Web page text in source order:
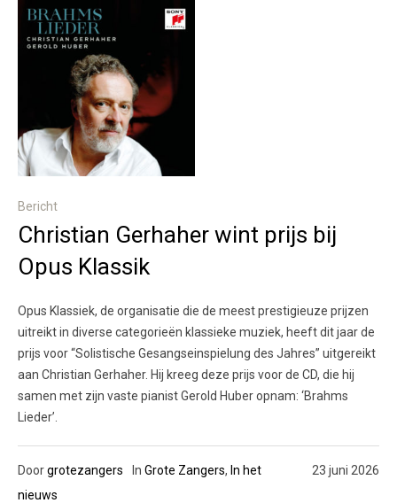
Bericht
Christian Gerhaher wint prijs bij
Opus Klassik
Opus Klassiek, de organisatie die de meest prestigieuze prijzen
uitreikt in diverse categorieën klassieke muziek, heeft dit jaar de
prijs voor “Solistische Gesangseinspielung des Jahres” uitgereikt
aan Christian Gerhaher. Hij kreeg deze prijs voor de CD, die hij
samen met zijn vaste pianist Gerold Huber opnam: ‘Brahms
Lieder’.
23 juni 2026
Doorgrotezangers In Grote Zangers, In het
nieuws